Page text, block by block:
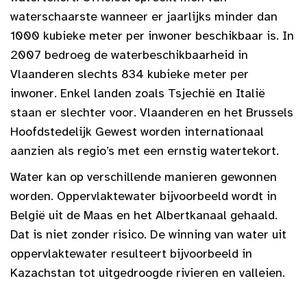
waterschaarste wanneer er jaarlijks minder dan
1000 kubieke meter per inwoner beschikbaar is. In
2007 bedroeg de waterbeschikbaarheid in
Vlaanderen slechts 834 kubieke meter per
inwoner. Enkel landen zoals Tsjechië en Italië
staan er slechter voor. Vlaanderen en het Brussels
Hoofdstedelijk Gewest worden internationaal
aanzien als regio’s met een ernstig watertekort.
Water kan op verschillende manieren gewonnen
worden. Oppervlaktewater bijvoorbeeld wordt in
België uit de Maas en het Albertkanaal gehaald.
Dat is niet zonder risico. De winning van water uit
oppervlaktewater resulteert bijvoorbeeld in
Kazachstan tot uitgedroogde rivieren en valleien.